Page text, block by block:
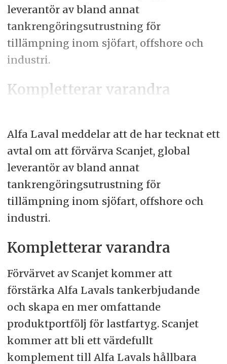
leverantör av bland annat
tankrengöringsutrustning för
tillämpning inom sjöfart, offshore och
industri.
Kompletterar varandra
Alfa Laval meddelar att de har tecknat ett
avtal om att förvärva Scanjet, global
leverantör av bland annat
tankrengöringsutrustning för
tillämpning inom sjöfart, offshore och
industri.
Kompletterar varandra
Förvärvet av Scanjet kommer att
förstärka Alfa Lavals tankerbjudande
och skapa en mer omfattande
produktportfölj för lastfartyg. Scanjet
kommer att bli ett värdefullt
komplement till Alfa Lavals hållbara